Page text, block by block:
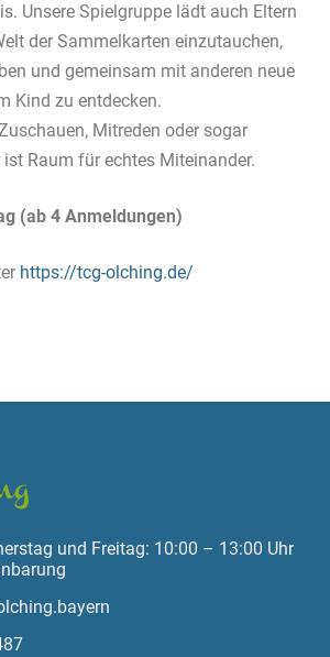
Unsere Spielgruppe lädt auch Eltern
der Sammelkarten einzutauchen,
und gemeinsam mit anderen neue
Kind zu entdecken.
Mitreden oder sogar
Raum für echtes Miteinander.
(ab 4 Anmeldungen)
https://tcg-olching.de/
und Freitag: 10:00 – 13:00 Uhr